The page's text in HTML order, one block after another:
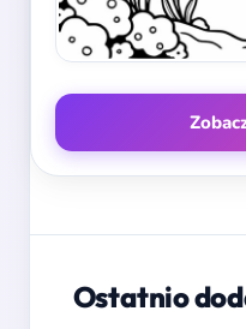
Ostatnio